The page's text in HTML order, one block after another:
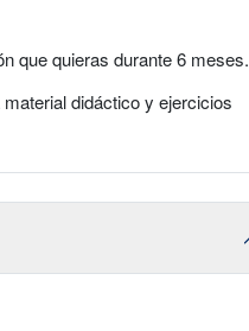
que quieras durante 6 meses.
didáctico y ejercicios